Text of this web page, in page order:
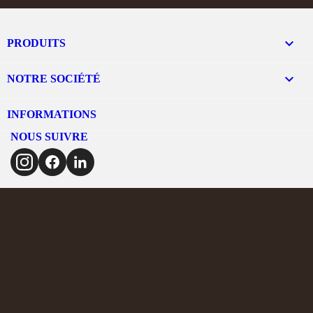
PRODUITS 
NOTRE SOCIÉTÉ 
INFORMATIONS
NOUS SUIVRE